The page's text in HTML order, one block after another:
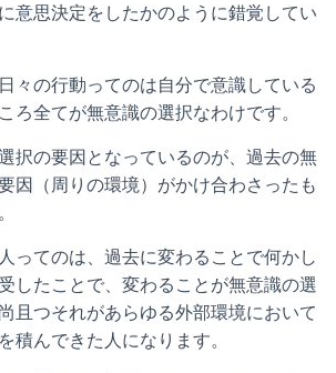
意思決定をしたかのように錯覚してい
々の行動ってのは自分で意識している
ろ全てが無意識の選択なわけです。
択の要因となっているのが、過去の無
因（周りの環境）がかけ合わさったも
ってのは、過去に変わることで何かし
したことで、変わることが無意識の選
且つそれがあらゆる外部環境において
積んできた人になります。